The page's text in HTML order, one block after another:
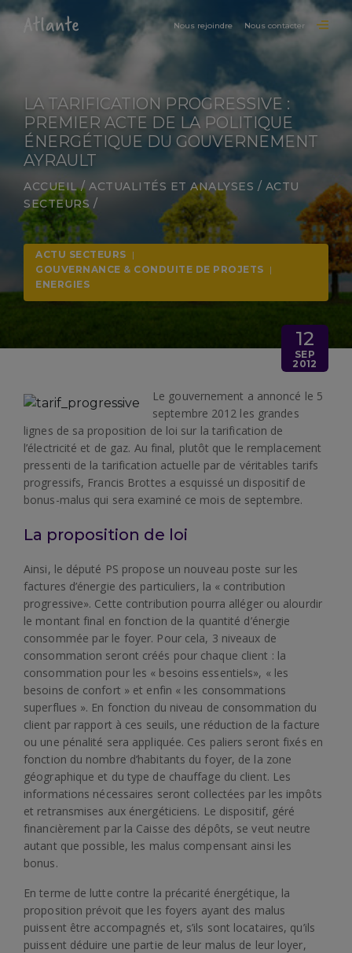
Nous rejoindre Nous contacter
LA TARIFICATION PROGRESSIVE :
PREMIER ACTE DE LA POLITIQUE
ÉNERGÉTIQUE DU GOUVERNEMENT
AYRAULT
ACCUEIL/ ACTUALITÉS ET ANALYSES / ACTU
SECTEURS /
ACTU SECTEURS |
GOUVERNANCE & CONDUITE DE PROJETS |
ENERGIES
12
SEP
2012
Le gouvernement a annoncé le 5
septembre 2012 les grandes
lignes de sa proposition de loi sur la tarification de
l’électricité et de gaz. Au final, plutôt que le remplacement
pressenti de la tarification actuelle par de véritables tarifs
progressifs, Francis Brottes a esquissé un dispositif de
bonus-malus qui sera examiné ce mois de septembre.
La proposition de loi
Ainsi, le député PS propose un nouveau poste sur les
factures d’énergie des particuliers, la « contribution
progressive». Cette contribution pourra alléger ou alourdir
le montant final en fonction de la quantité d’énergie
consommée par le foyer. Pour cela, 3 niveaux de
consommation seront créés pour chaque client : la
consommation pour les « besoins essentiels», « les
besoins de confort » et enfin « les consommations
superflues ». En fonction du niveau de consommation du
client par rapport à ces seuils, une réduction de la facture
ou une pénalité sera appliquée. Ces paliers seront fixés en
fonction du nombre d’habitants du foyer, de la zone
géographique et du type de chauffage du client. Les
informations nécessaires seront collectées par les impôts
et retransmises aux énergéticiens. Le dispositif, géré
financièrement par la Caisse des dépôts, se veut neutre
autant que possible, les malus compensant ainsi les
bonus.
En terme de lutte contre la précarité énergétique, la
proposition prévoit que les foyers ayant des malus
puissent être accompagnés et, s’ils sont locataires, qu’ils
puissent déduire une partie de leur malus de leur loyer,